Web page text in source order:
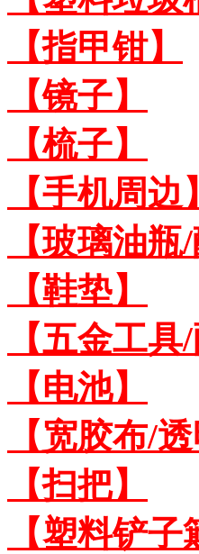
【指甲钳】
【镜子】
【梳子】
【手机周边】
【玻璃油
【鞋垫】
【五金工具/
【电池】
【宽胶布/
【扫把】
【塑料铲